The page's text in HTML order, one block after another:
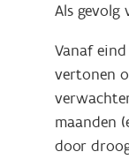
Als
Vanaf
vertonen
maanden
door